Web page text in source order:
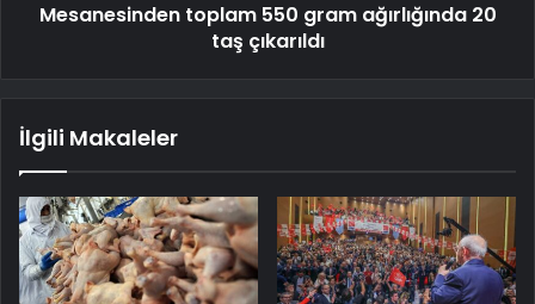
Mesanesinden toplam 550 gram ağırlığında 20
taş çıkarıldı
İlgili Makaleler